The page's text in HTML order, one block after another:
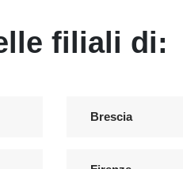
filiali di:
Brescia